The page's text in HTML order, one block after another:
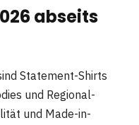
abseits
Statement-Shirts
und Regional-
und Made-in-